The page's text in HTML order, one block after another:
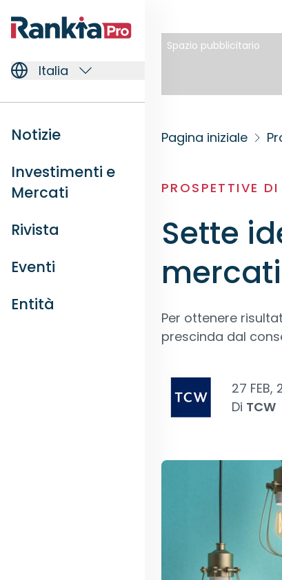
Italia
Notizie
Investimenti e
Mercati
Rivista
Eventi
Entità
Spazio pubblicitario
Pagina iniziale
PROSPETTIVE
Sette
Per ottenere
prescinda dal
27 FEB,
Di TCW